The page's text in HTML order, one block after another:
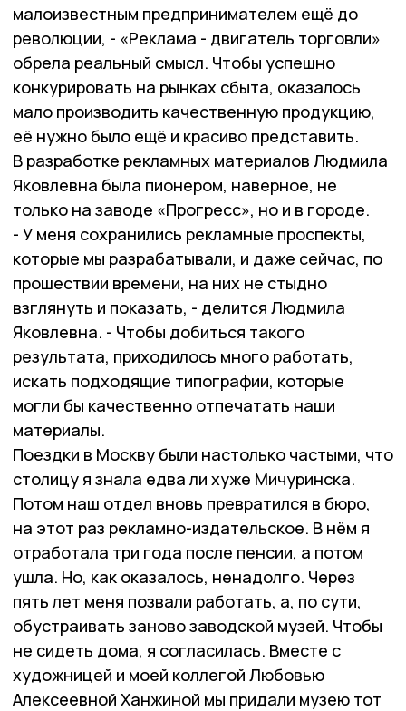
малоизвестным предпринимателем ещё до
революции, - «Реклама - двигатель торговли»
обрела реальный смысл. Чтобы успешно
конкурировать на рынках сбыта, оказалось
мало производить качественную продукцию,
её нужно было ещё и красиво представить.
В разработке рекламных материалов Людмила
Яковлевна была пионером, наверное, не
только на заводе «Прогресс», но и в городе.
- У меня сохранились рекламные проспекты,
которые мы разрабатывали, и даже сейчас, по
прошествии времени, на них не стыдно
взглянуть и показать, - делится Людмила
Яковлевна. - Чтобы добиться такого
результата, приходилось много работать,
искать подходящие типографии, которые
могли бы качественно отпечатать наши
материалы.
Поездки в Москву были настолько частыми, что
столицу я знала едва ли хуже Мичуринска.
Потом наш отдел вновь превратился в бюро,
на этот раз рекламно-издательское. В нём я
отработала три года после пенсии, а потом
ушла. Но, как оказалось, ненадолго. Через
пять лет меня позвали работать, а, по сути,
обустраивать заново заводской музей. Чтобы
не сидеть дома, я согласилась. Вместе с
художницей и моей коллегой Любовью
Алексеевной Ханжиной мы придали музею тот